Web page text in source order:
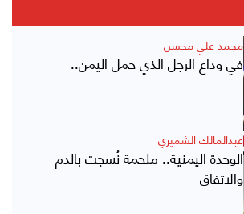
محمد علي محسن
في وداع الرجل الذي حمل اليمن..
عبدالمالك الشميري
الوحدة اليمنية.. ملحمة نُسجت بالدم
والاتفاق